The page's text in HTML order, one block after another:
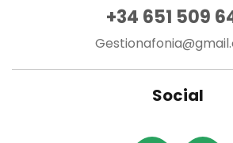
+34 651 509
Social